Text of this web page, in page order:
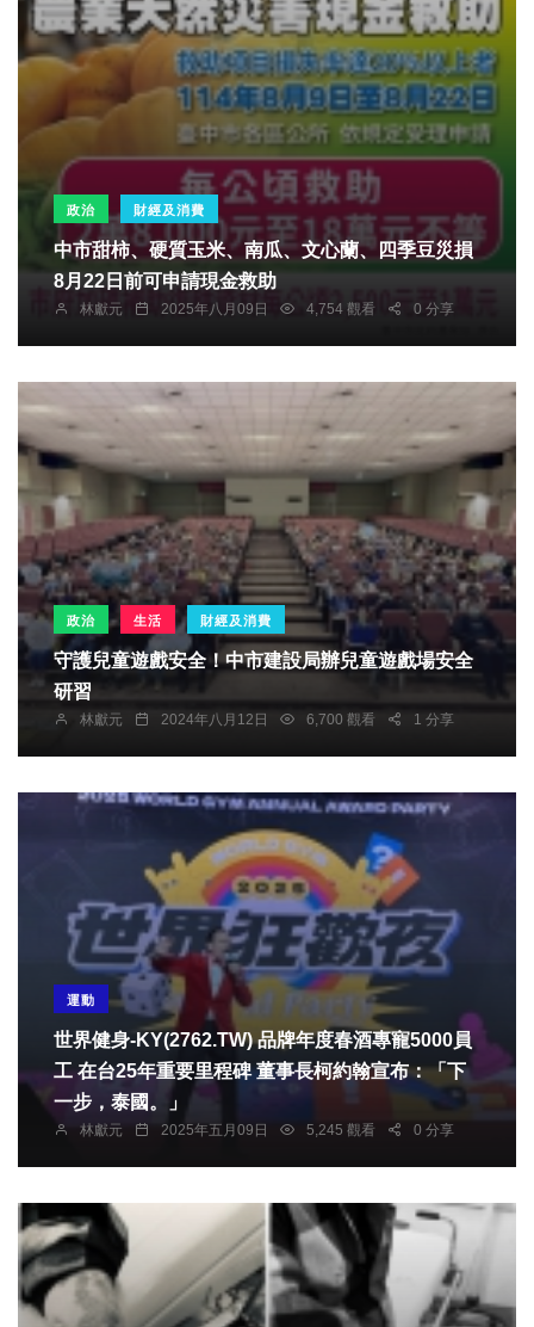
政治 財經及消費
中市甜柿、硬質玉米、南瓜、文心蘭、四季豆災損
8月22日前可申請現金救助
林獻元 2025年八月09日 4,754 觀看 0 分享
政治 生活 財經及消費
守護兒童遊戲安全！中市建設局辦兒童遊戲場安全
研習
林獻元 2024年八月12日 6,700 觀看 1 分享
運動
世界健身-KY(2762.TW) 品牌年度春酒專寵5000員
工 在台25年重要里程碑 董事長柯約翰宣布：「下
一步，泰國。」
林獻元 2025年五月09日 5,245 觀看 0 分享